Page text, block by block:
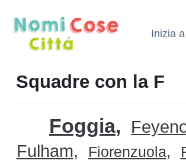
Inizia
Squadre con la F
Foggia
Fulham
Fiorenzuola